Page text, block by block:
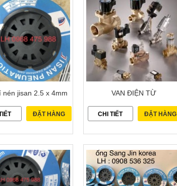
nén jisan 2.5 x 4mm
ĐẶT HÀNG
VAN ĐIỆN TỪ
CHI TIẾT ĐẶT HÀNG